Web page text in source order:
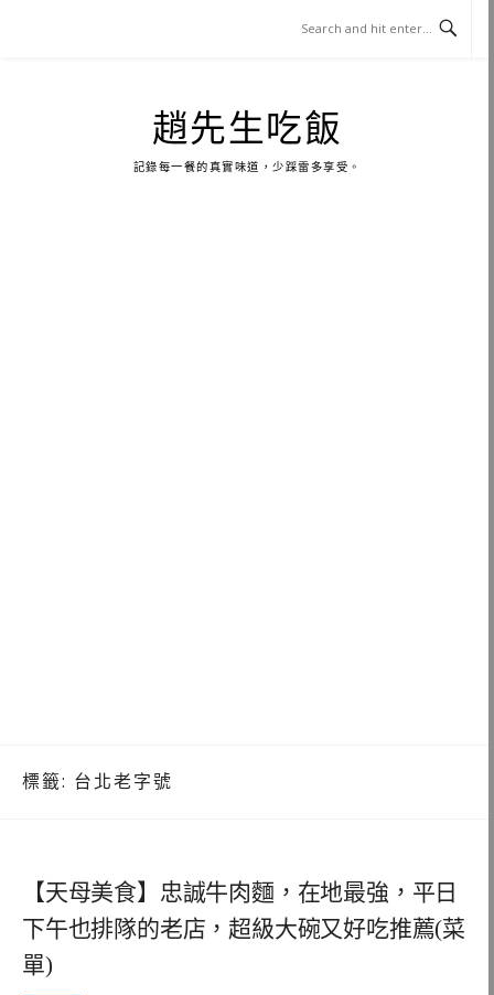
趙先生吃飯
記錄每一餐的真實味道，少踩雷多享受。
標籤: 台北老字號
【天母美食】忠誠牛肉麵，在地最強，平日
下午也排隊的老店，超級大碗又好吃推薦(菜
單)